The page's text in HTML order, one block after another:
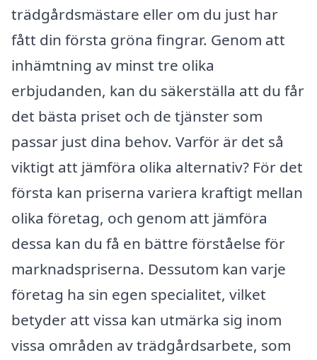
trädgårdsmästare eller om du just har
fått din första gröna fingrar. Genom att
inhämtning av minst tre olika
erbjudanden, kan du säkerställa att du får
det bästa priset och de tjänster som
passar just dina behov. Varför är det så
viktigt att jämföra olika alternativ? För det
första kan priserna variera kraftigt mellan
olika företag, och genom att jämföra
dessa kan du få en bättre förståelse för
marknadspriserna. Dessutom kan varje
företag ha sin egen specialitet, vilket
betyder att vissa kan utmärka sig inom
vissa områden av trädgårdsarbete, som